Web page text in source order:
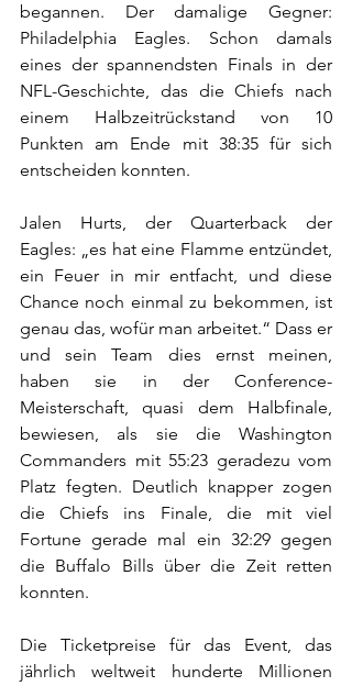
begannen. Der damalige Gegner:
Philadelphia Eagles. Schon damals
eines der spannendsten Finals in der
NFL-Geschichte, das die Chiefs nach
einem Halbzeitrückstand von 10
Punkten am Ende mit 38:35 für sich
entscheiden konnten.
Jalen Hurts, der Quarterback der
Eagles: „es hat eine Flamme entzündet,
ein Feuer in mir entfacht, und diese
Chance noch einmal zu bekommen, ist
genau das, wofür man arbeitet.“ Dass er
und sein Team dies ernst meinen,
haben sie in der Conference-
Meisterschaft, quasi dem Halbfinale,
bewiesen, als sie die Washington
Commanders mit 55:23 geradezu vom
Platz fegten. Deutlich knapper zogen
die Chiefs ins Finale, die mit viel
Fortune gerade mal ein 32:29 gegen
die Buffalo Bills über die Zeit retten
konnten.
Die Ticketpreise für das Event, das
jährlich weltweit hunderte Millionen